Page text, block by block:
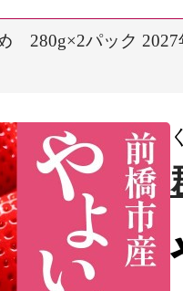
280g×2パック 2027